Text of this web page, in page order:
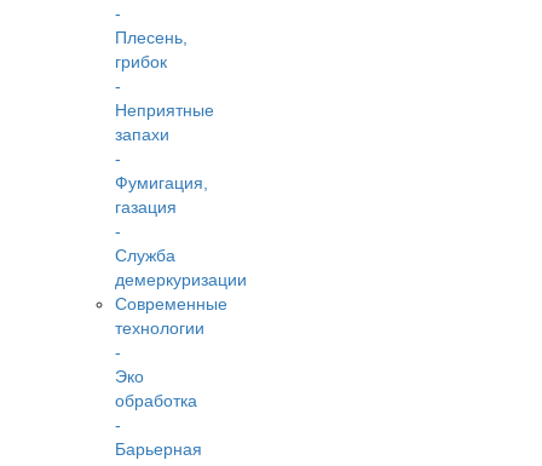
-
Плесень,
грибок
-
Неприятные
запахи
-
Фумигация,
газация
-
Служба
демеркуризации
Современные
технологии
-
Эко
обработка
-
Барьерная